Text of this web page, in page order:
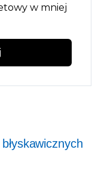
w mniej